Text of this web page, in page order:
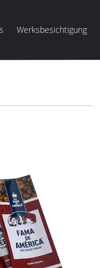
Werksbesichtigung